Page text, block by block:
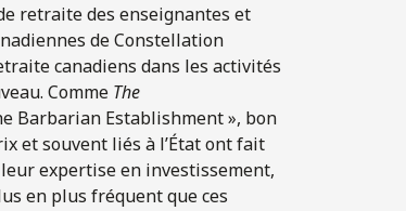
retraite des enseignantes et
de Constellation
canadiens dans les activités
Comme The
Barbarian Establishment », bon
et souvent liés à l’État ont fait
expertise en investissement,
en plus fréquent que ces